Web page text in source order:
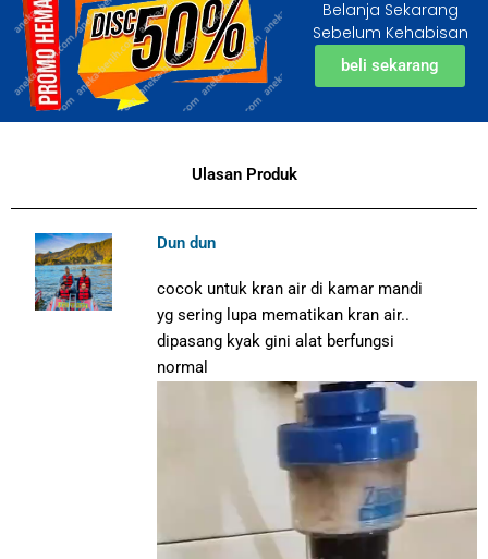
Belanja Sekarang
Sebelum Kehabisan
beli sekarang
Ulasan Produk
Dun dun
cocok untuk kran air di kamar mandi
yg sering lupa mematikan kran air..
dipasang kyak ginialat berfungsi
normal